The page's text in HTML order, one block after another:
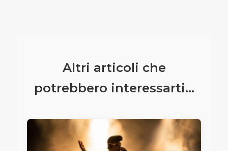
Altri articoli che
potrebbero interessarti...